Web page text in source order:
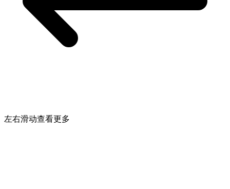
左右滑动查看更多